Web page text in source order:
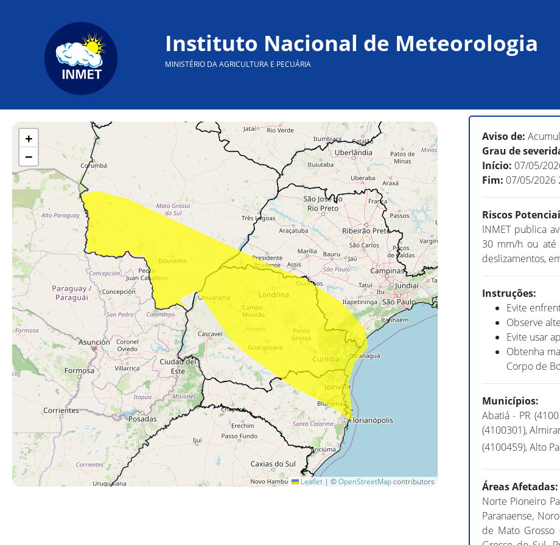
Instituto Nacional de Meteorologia
MINISTÉRIO DA AGRICULTURA E PECUÁRIA
+
−
Leaflet | ©OpenStreetMapcontributors
Aviso de:
Grau de
Início: 07/05/
Fim: 07/05/2026
Riscos
INMET publica
30 mm/h ou até
deslizamentos,
Instruções:
Evite
Observe
Evite usar
Obtenha
Corpo de
Municípios:
Abatiá - PR
(4100301),
(4100459), Alto
Áreas Afetadas:
Norte Pioneiro
Paranaense,
de Mato Grosso